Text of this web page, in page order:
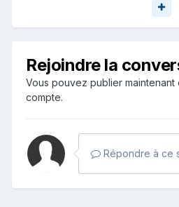
Rejoindre la
Vous pouvez publier maintenant
compte.
Répondre à ce